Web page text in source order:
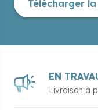
Télécharger
EN
Livraison à